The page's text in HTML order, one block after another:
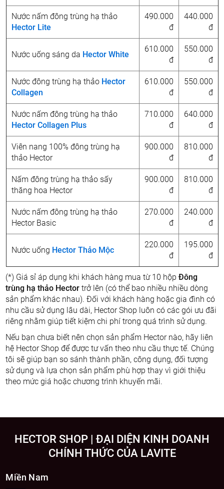
Nước nấm đông trùng hạ thảo
Hector Lite
490.000
đ
440.000
đ
Nước uống sáng da Hector White
610.000
đ
550.000
đ
Nước đông trùng hạ thảo Hector
Collagen
610.000
đ
550.000
đ
Nước nấm đông trùng hạ thảo
Hector Collagen Plus
710.000
đ
640.000
đ
Viên nang 100% đông trùng hạ
thảo Hector
900.000
đ
810.000
đ
Nấm đông trùng hạ thảo sấy
thăng hoa Hector
900.000
đ
810.000
đ
Nước nấm đông trùng hạ thảo
Hector Basic
270.000
đ
240.000
đ
Nước uống Hector Thảo Mộc
220.000
đ
195.000
đ
(*) Giá sỉ áp dụng khi khách hàng mua từ 10 hộpĐông
trùng hạ thảo Hector trở lên (có thể bao nhiều nhiều dòng
sản phẩm khác nhau). Đối với khách hàng hoặc gia đình có
nhu cầu sử dụng lâu dài, Hector Shop luôn có các gói ưu đãi
riêng nhằm giúp tiết kiệm chi phí trong quá trình sử dụng.
Nếu bạn chưa biết nên chọn sản phẩm Hector nào, hãy liên
hệ Hector Shop để được tư vấn theo nhu cầu thực tế. Chúng
tôi sẽ giúp bạn so sánh thành phần, công dụng, đối tượng
sử dụng và lựa chọn sản phẩm phù hợp thay vì giới thiệu
theo mức giá hoặc chương trình khuyến mãi.
HECTOR SHOP | ĐẠI DIỆN KINH DOANH
CHÍNH THỨC CỦA LAVITE
Miền Nam